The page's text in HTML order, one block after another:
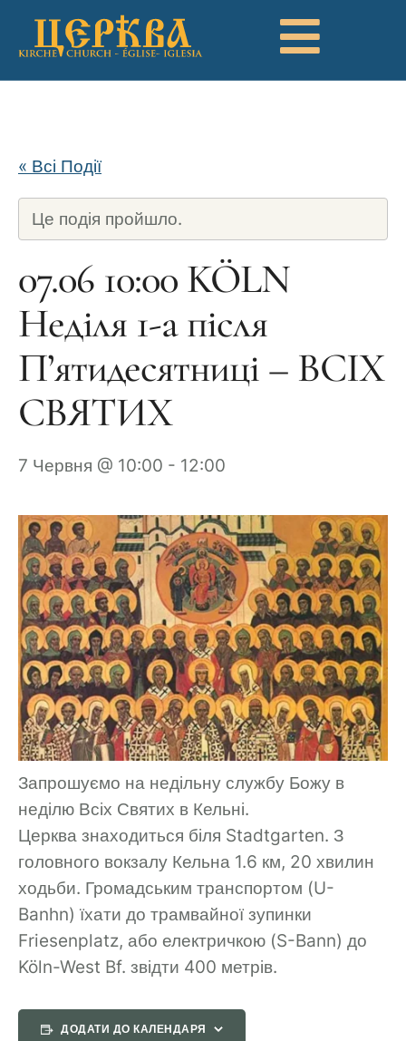
« Всі Події
Це подія пройшло.
07.06 10:00 KÖLN
Неділя 1-а після
П’ятидесятниці – ВСІХ
СВЯТИХ
7 Червня @ 10:00 - 12:00
Запрошуємо на недільну службу Божу в
неділю Всіх Святих в Кельні.
Церква знаходиться біля Stadtgarten. З
головного вокзалу Кельна 1.6 км, 20 хвилин
ходьби. Громадським транспортом (U-
Banhn) їхати до трамвайної зупинки
Friesenplatz, або електричкою (S-Bann) до
Köln-West Bf. звідти 400 метрів.
ДОДАТИ ДО КАЛЕНДАРЯ